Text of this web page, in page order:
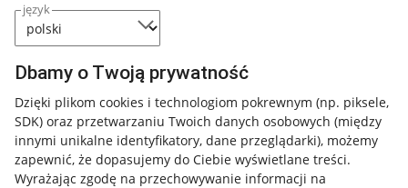
język
Dbamy o Twoją prywatność
Dzięki plikom cookies i technologiom pokrewnym (np. piksele,
SDK) oraz przetwarzaniu Twoich danych osobowych (między
innymi unikalne identyfikatory, dane przeglądarki), możemy
zapewnić, że dopasujemy do Ciebie wyświetlane treści.
Wyrażając zgodę na przechowywanie informacji na